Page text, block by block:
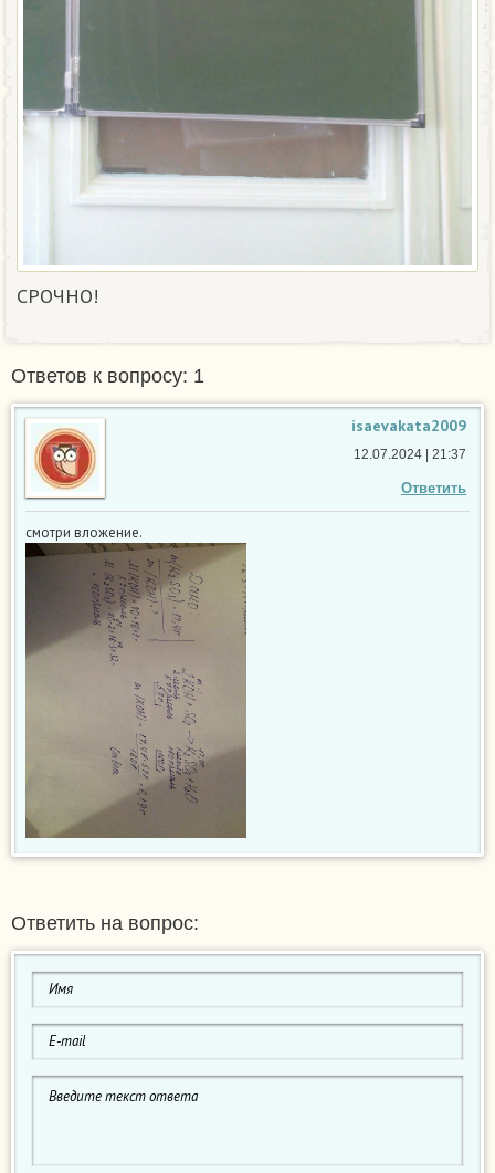
СРОЧНО!
Ответов к вопросу: 1
isaevakata2009
Ответить
12.07.2024 | 21:37
смотри вложение.
Ответить на вопрос: